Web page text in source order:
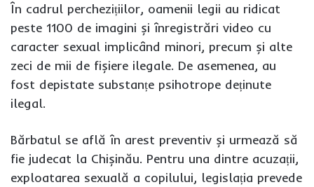
În cadrul perchezițiilor, oamenii legii au ridicat
peste 1100 de imagini și înregistrări video cu
caracter sexual implicând minori, precum și alte
zeci de mii de fișiere ilegale. De asemenea, au
fost depistate substanțe psihotrope deținute
ilegal.
Bărbatul se află în arest preventiv și urmează să
fie judecat la Chișinău. Pentru una dintre acuzații,
exploatarea sexuală a copilului, legislația prevede